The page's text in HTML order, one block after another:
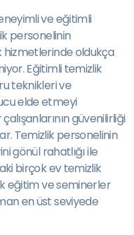
ve eğitimli
personelinin
hizmetlerinde oldukça
Eğitimli temizlik
teknikleri ve
elde etmeyi
güvenilirliği
Temizlik personelinin
gönül rahatlığı ile
birçok ev temizlik
eğitim ve seminerler
en üst seviyede